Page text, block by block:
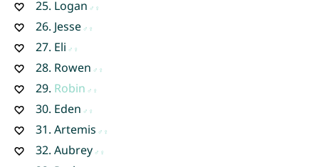
25. Logan
26. Jesse
27. Eli
28. Rowen
29. Robin
30. Eden
31. Artemis
32. Aubrey